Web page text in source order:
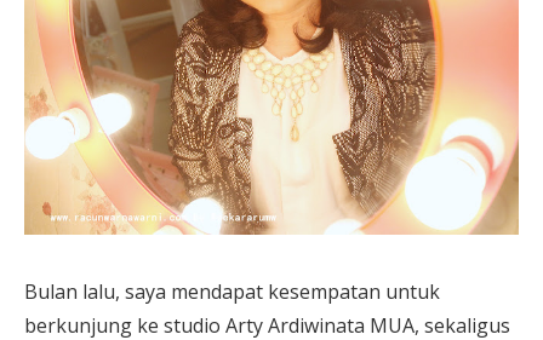
Bulan lalu, saya mendapat kesempatan untuk
berkunjung ke studio Arty Ardiwinata MUA, sekaligus